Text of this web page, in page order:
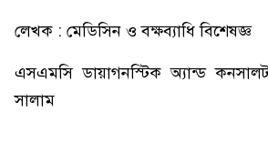
লেখক : মেডিসিন ও বক্ষব্যাধি বিশেষজ্ঞ
এসএমসি ডায়াগনস্টিক অ্যান্ড
সালাম